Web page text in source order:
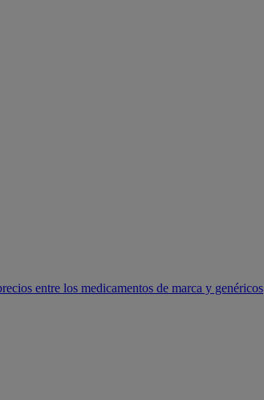
entre los medicamentos de marca y genéricos